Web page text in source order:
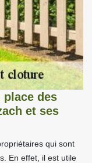
place des
et ses
qui sont
En effet, il est utile